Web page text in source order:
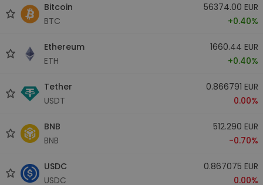
Bitcoin
BTC
56374.00 EUR
+0.40%
Ethereum
ETH
1660.44 EUR
+0.40%
Tether
USDT
0.866791 EUR
0.00%
BNB
BNB
512.290 EUR
-0.70%
USDC
USDC
0.867075 EUR
0.00%